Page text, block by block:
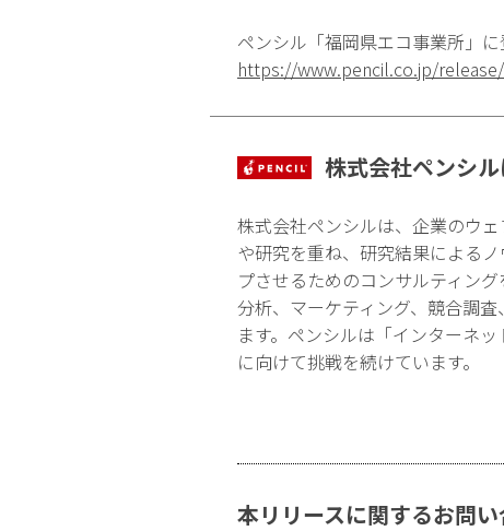
ペンシル「福岡県エコ事業所」
https://www.pencil.co.jp/
株式会社ペンシ
株式会社ペンシルは、企業のウ
や研究を重ね、研究結果による
プさせるためのコンサルティン
分析、マーケティング、競合調
ます。ペンシルは「インターネ
に向けて挑戦を続けています。
本リリースに関するお問